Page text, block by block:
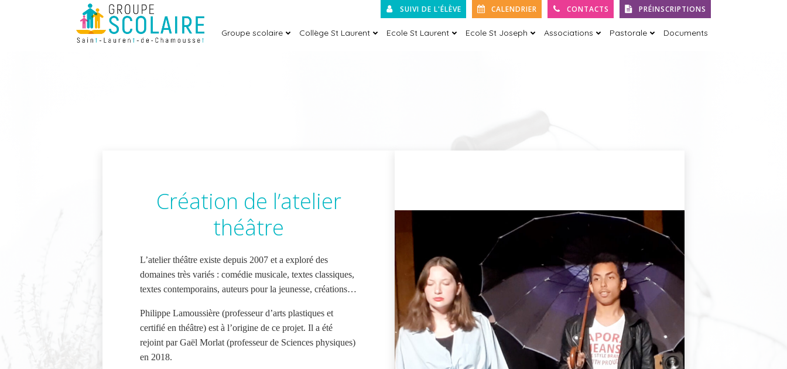
SUIVI DE L'ÉLÈVE CALENDRIER CONTACTS PRÉINSCRIPTIONS
Groupe scolaire Collège St Laurent Ecole St Laurent Ecole St Joseph Associations Pastorale Documents
Création de l’atelier
théâtre
L’atelier théâtre existe depuis 2007 et a exploré des
domaines très variés : comédie musicale, textes classiques,
textes contemporains, auteurs pour la jeunesse, créations…
Philippe Lamoussière (professeur d’arts plastiques et
certifié en théâtre) est à l’origine de ce projet. Il a été
rejoint par Gaël Morlat (professeur de Sciences physiques)
en 2018.